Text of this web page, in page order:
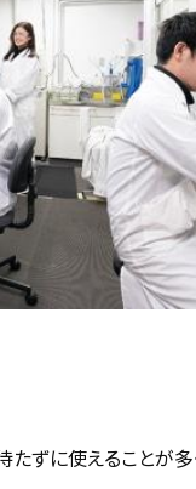
ずに使えることが多